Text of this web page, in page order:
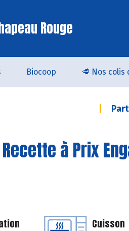
Rouge
Biocoop
à Prix
Cuisson